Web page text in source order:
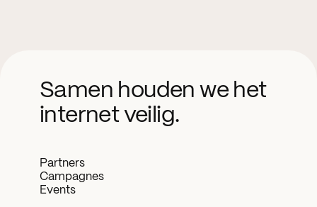
Samen houden we het
internet veilig.
Partners
Campagnes
Events